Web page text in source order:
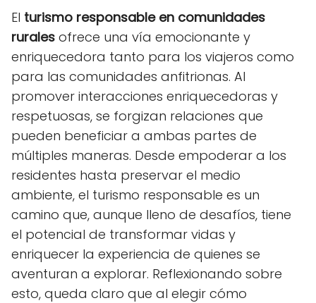
El turismo responsable en comunidades
rurales ofrece una vía emocionante y
enriquecedora tanto para los viajeros como
para las comunidades anfitrionas. Al
promover interacciones enriquecedoras y
respetuosas, se forgizan relaciones que
pueden beneficiar a ambas partes de
múltiples maneras. Desde empoderar a los
residentes hasta preservar el medio
ambiente, el turismo responsable es un
camino que, aunque lleno de desafíos, tiene
el potencial de transformar vidas y
enriquecer la experiencia de quienes se
aventuran a explorar. Reflexionando sobre
esto, queda claro que al elegir cómo